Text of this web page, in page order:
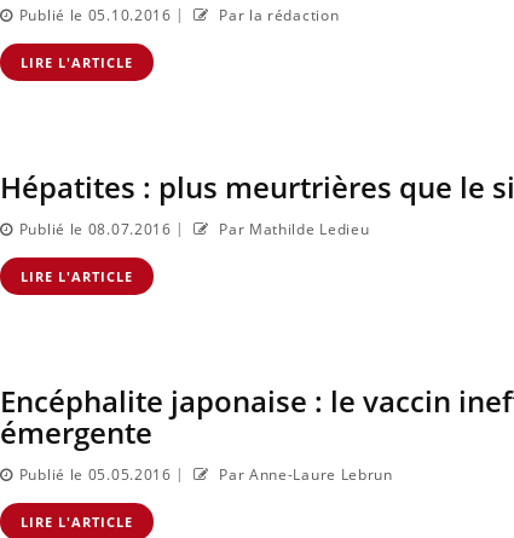
Publié le 05.10.2016 | Par la rédaction
LIRE L'ARTICLE
Hépatites : plus meurtrières que le
Publié le 08.07.2016 | Par Mathilde Ledieu
LIRE L'ARTICLE
Encéphalite japonaise : le vaccin
émergente
Publié le 05.05.2016 | Par Anne-Laure Lebrun
LIRE L'ARTICLE